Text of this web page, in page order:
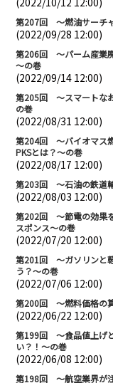
第207回 ～燃油サーチ
(2022/09/28 12:00)
第206回 ～パーム産業
～の巻
(2022/09/14 12:00)
第205回 ～スマートな
の巻
(2022/08/31 12:00)
第204回 ～バイオマス
PKSとは？～の巻
(2022/08/17 12:00)
第203回 ～石油の鉄道
(2022/08/03 12:00)
第202回 ～節電の効果
スポンス～の巻
(2022/07/20 12:00)
第201回 ～ガソリンと
う？～の巻
(2022/07/06 12:00)
第200回 ～燃料価格の
(2022/06/22 12:00)
第199回 ～食品値上げ
い？！～の巻
(2022/06/08 12:00)
第198回 ～航空業界が